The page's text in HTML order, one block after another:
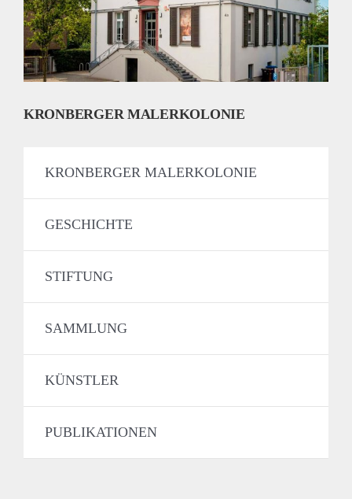
KRONBERGER MALERKOLONIE
KRONBERGER MALERKOLONIE
GESCHICHTE
STIFTUNG
SAMMLUNG
KÜNSTLER
PUBLIKATIONEN